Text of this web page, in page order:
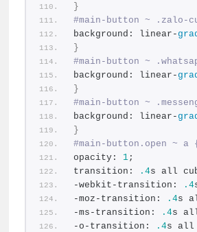
}
#main-button ~ .zalo-
background: linear-
}
#main-button ~
background: linear-
}
#main-button ~
background: linear-
}
#main-button.open ~ a
opacity: 1;
transition:
.4s all
-webkit-transition:
.4
-moz-transition:
.4s
-ms-transition:
.4s
-o-transition:
.4s all